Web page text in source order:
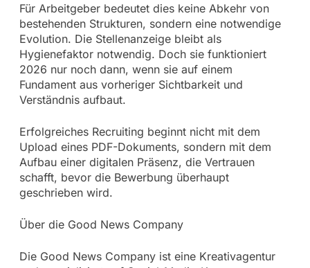
Für Arbeitgeber bedeutet dies keine Abkehr von
bestehenden Strukturen, sondern eine notwendige
Evolution. Die Stellenanzeige bleibt als
Hygienefaktor notwendig. Doch sie funktioniert
2026 nur noch dann, wenn sie auf einem
Fundament aus vorheriger Sichtbarkeit und
Verständnis aufbaut.
Erfolgreiches Recruiting beginnt nicht mit dem
Upload eines PDF-Dokuments, sondern mit dem
Aufbau einer digitalen Präsenz, die Vertrauen
schafft, bevor die Bewerbung überhaupt
geschrieben wird.
Über die Good News Company
Die Good News Company ist eine Kreativagentur